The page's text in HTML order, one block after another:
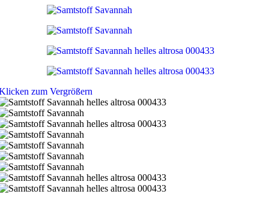
zum Vergrößern